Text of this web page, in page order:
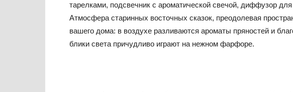
тарелками, подсвечник с ароматической свечой, диффузор
Атмосфера старинных восточных сказок, преодолевая
вашего дома: в воздухе разливаются ароматы пряностей и
блики света причудливо играют на нежном фарфоре.